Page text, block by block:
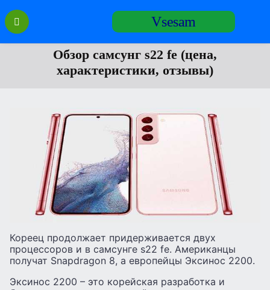
Перейти
содержанию
Vsesam
Обзор самсунг s22 fe (цена,
характеристики, отзывы)
Кореец продолжает придерживается двух
процессоров и в самсунге s22 fe. Американцы
получат Snapdragon 8, а европейцы Эксинос 2200.
Эксинос 2200 – это корейская разработка и